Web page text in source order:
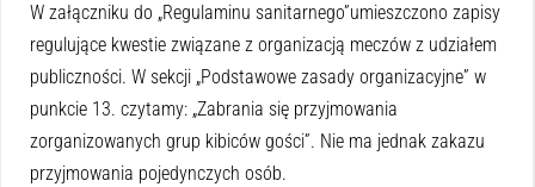
W załączniku do „Regulaminu sanitarnego”umieszczono zapisy
regulujące kwestie związane z organizacją meczów z udziałem
publiczności. W sekcji „Podstawowe zasady organizacyjne” w
punkcie 13. czytamy: „Zabrania się przyjmowania
zorganizowanych grup kibiców gości”. Nie ma jednak zakazu
przyjmowania pojedynczych osób.